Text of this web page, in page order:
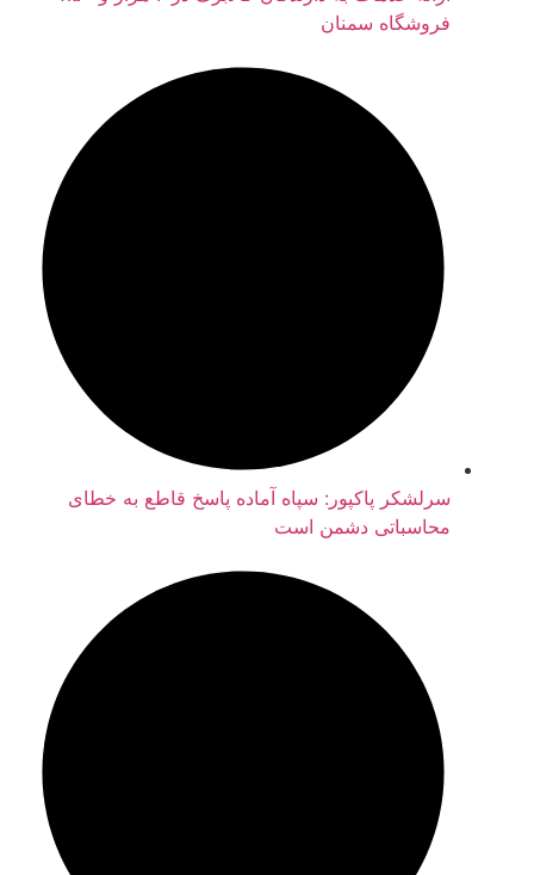
فروشگاه سمنان
سرلشکر پاکپور: سپاه آماده پاسخ قاطع به خطای
محاسباتی دشمن است